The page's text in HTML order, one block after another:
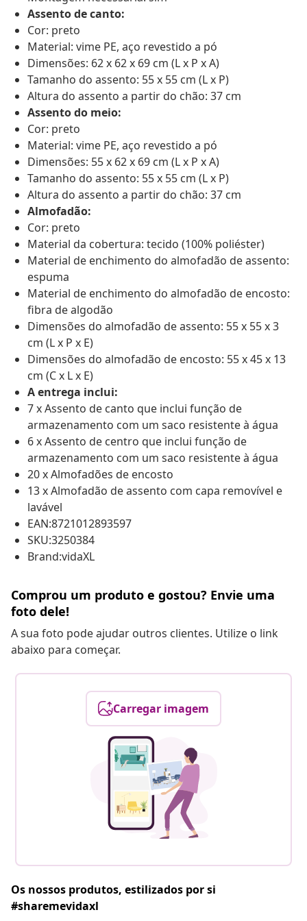
Assento de canto:
Cor: preto
Material: vime PE, aço revestido a pó
Dimensões: 62 x 62 x 69 cm (L x P x A)
Tamanho do assento: 55 x 55 cm (L x P)
Altura do assento a partir do chão: 37 cm
Assento do meio:
Cor: preto
Material: vime PE, aço revestido a pó
Dimensões: 55 x 62 x 69 cm (L x P x A)
Tamanho do assento: 55 x 55 cm (L x P)
Altura do assento a partir do chão: 37 cm
Almofadão:
Cor: preto
Material da cobertura: tecido (100% poliéster)
Material de enchimento do almofadão de assento:
espuma
Material de enchimento do almofadão de encosto:
fibra de algodão
Dimensões do almofadão de assento: 55 x 55 x 3
cm (L x P x E)
Dimensões do almofadão de encosto: 55 x 45 x 13
cm (C x L x E)
A entrega inclui:
7 x Assento de canto que inclui função de
armazenamento com um saco resistente à água
6 x Assento de centro que inclui função de
armazenamento com um saco resistente à água
20 x Almofadões de encosto
13 x Almofadão de assento com capa removível e
lavável
EAN:8721012893597
SKU:3250384
Brand:vidaXL
Comprou um produto e gostou? Envie uma
foto dele!
A sua foto pode ajudar outros clientes. Utilize o link
abaixo para começar.
Carregar imagem
Os nossos produtos, estilizados por si
#sharemevidaxl